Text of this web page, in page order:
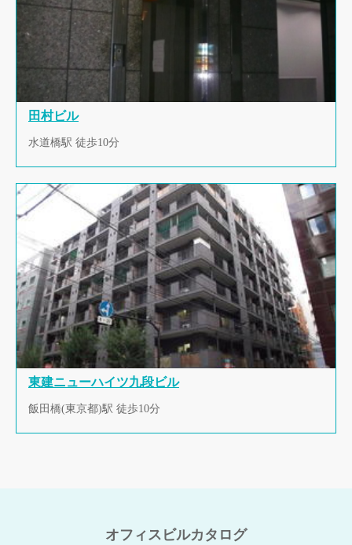
田村ビル
水道橋駅 徒歩10分
東建ニューハイツ九段ビル
飯田橋(東京都)駅 徒歩10分
オフィスビルカタログ